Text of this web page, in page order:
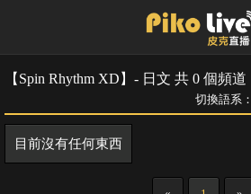
【Spin Rhythm XD】- 日文 共 0 個頻道
切換語系：
目前沒有任何東西